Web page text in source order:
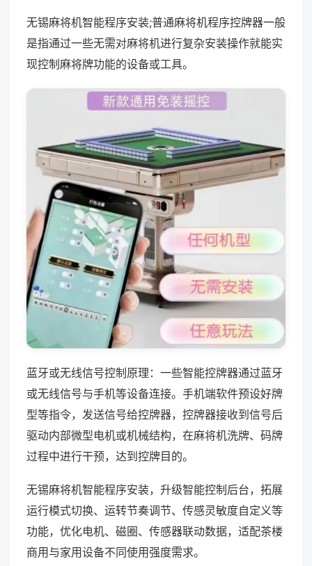
无锡麻将机智能程序安装;普通麻将机程序控牌器一般
是指通过一些无需对麻将机进行复杂安装操作就能实
现控制麻将牌功能的设备或工具。
蓝牙或无线信号控制原理：一些智能控牌器通过蓝牙
或无线信号与手机等设备连接。手机端软件预设好牌
型等指令，发送信号给控牌器，控牌器接收到信号后
驱动内部微型电机或机械结构，在麻将机洗牌、码牌
过程中进行干预，达到控牌目的。
无锡麻将机智能程序安装，升级智能控制后台，拓展
运行模式切换、运转节奏调节、传感灵敏度自定义等
功能，优化电机、磁圈、传感器联动数据，适配茶楼
商用与家用设备不同使用强度需求。